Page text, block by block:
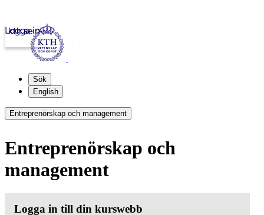
kth.se
Logga in
Sök
English
Entreprenörskap och management
Entreprenörskap och
management
Logga in till din kurswebb